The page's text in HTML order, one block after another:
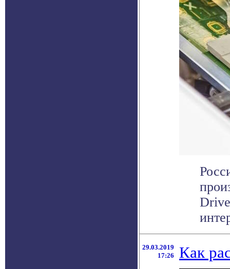
29.03.2019
17:26
Как